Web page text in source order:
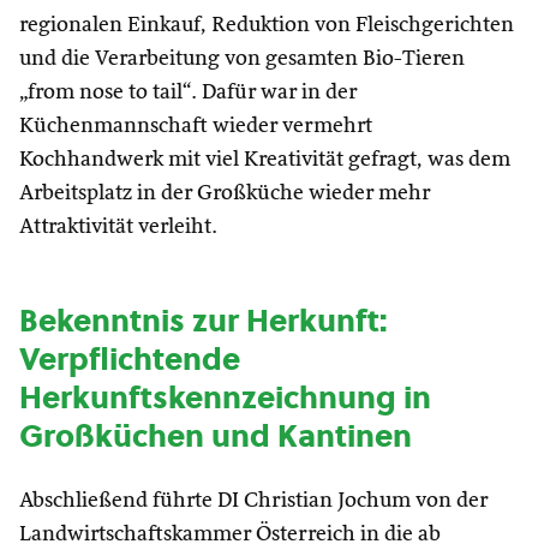
regionalen Einkauf, Reduktion von Fleischgerichten
und die Verarbeitung von gesamten Bio-Tieren
„from nose to tail“. Dafür war in der
Küchenmannschaft wieder vermehrt
Kochhandwerk mit viel Kreativität gefragt, was dem
Arbeitsplatz in der Großküche wieder mehr
Attraktivität verleiht.
Bekenntnis zur Herkunft:
Verpflichtende
Herkunftskennzeichnung in
Großküchen und Kantinen
Abschließend führte DI Christian Jochum von der
Landwirtschaftskammer Österreich in die ab